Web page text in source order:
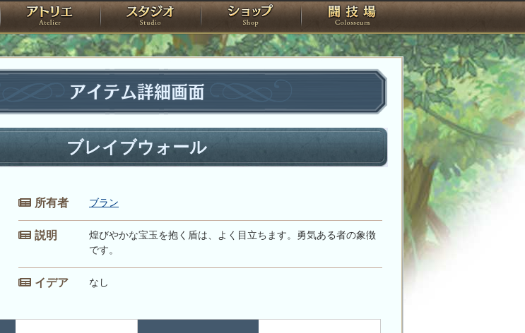
ローレット アトリエ スタジオ ショップ 闘技場
アイテム詳細画面
ブレイブウォール
所有者 ブラン
説明
煌びやかな宝玉を抱く盾は、よく目立ちます。勇気ある者の象徴
です。
イデア なし